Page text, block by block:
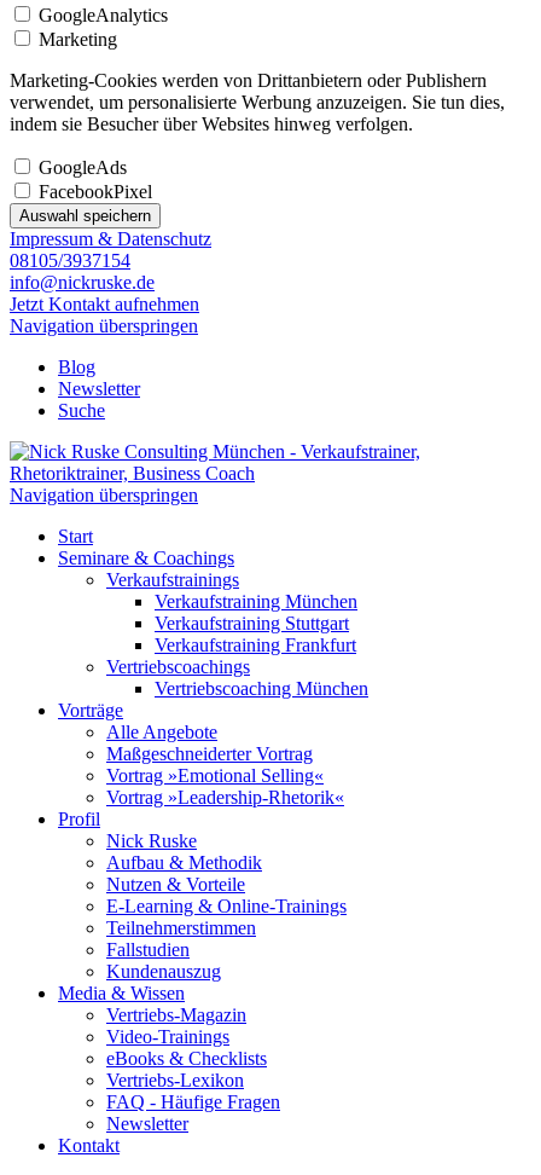
GoogleAnalytics
Marketing
Marketing-Cookies werden von Drittanbietern oder Publishern
verwendet, um personalisierte Werbung anzuzeigen. Sie tun dies,
indem sie Besucher über Websites hinweg verfolgen.
GoogleAds
FacebookPixel
Auswahl speichern
Impressum & Datenschutz
08105/3937154
info@nickruske.de
Jetzt Kontakt aufnehmen
Navigation überspringen
Blog
Newsletter
Suche
Navigation überspringen
Start
Seminare & Coachings
Verkaufstrainings
Verkaufstraining München
Verkaufstraining Stuttgart
Verkaufstraining Frankfurt
Vertriebscoachings
Vertriebscoaching München
Vorträge
Alle Angebote
Maßgeschneiderter Vortrag
Vortrag »Emotional Selling«
Vortrag »Leadership-Rhetorik«
Profil
Nick Ruske
Aufbau & Methodik
Nutzen & Vorteile
E-Learning & Online-Trainings
Teilnehmerstimmen
Fallstudien
Kundenauszug
Media & Wissen
Vertriebs-Magazin
Video-Trainings
eBooks & Checklists
Vertriebs-Lexikon
FAQ - Häufige Fragen
Newsletter
Kontakt